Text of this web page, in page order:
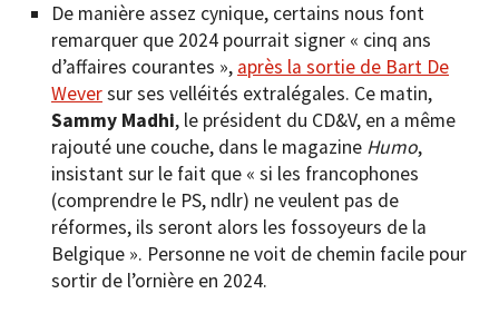
De manière assez cynique, certains nous font
remarquer que 2024 pourrait signer « cinq ans
d’affaires courantes », après la sortie de Bart De
Weversur ses velléités extralégales. Ce matin,
Sammy Madhi, le président du CD&V, en a même
rajouté une couche, dans le magazine Humo,
insistant sur le fait que « si les francophones
(comprendre le PS, ndlr) ne veulent pas de
réformes, ils seront alors les fossoyeurs de la
Belgique ». Personne ne voit de chemin facile pour
sortir de l’ornière en 2024.